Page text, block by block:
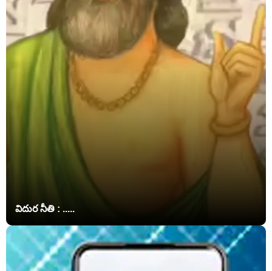
విదుర నీతి : .....